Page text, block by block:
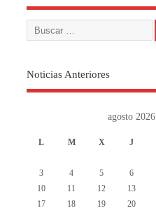
Noticias Anteriores
agosto 2026
L M X J
3
4 5 6
10
11 12 13
17
18 19 20